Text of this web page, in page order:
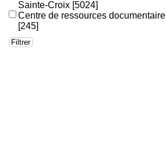
Sainte-Croix [5024]
Centre de ressources
[245]